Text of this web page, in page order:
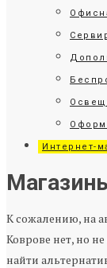
Интернет-
К сожалению, на
Коврове нет, но
найти